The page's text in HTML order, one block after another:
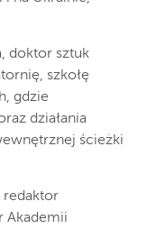
doktor sztuk
szkołę
gdzie
działania
ścieżki
redaktor
Akademii